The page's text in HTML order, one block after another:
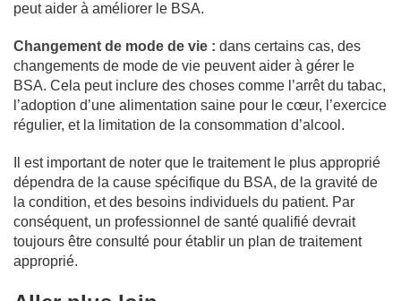
peut aider à améliorer le BSA.
Changement de mode de vie : dans certains cas, des
changements de mode de vie peuvent aider à gérer le
BSA. Cela peut inclure des choses comme l’arrêt du tabac,
l’adoption d’une alimentation saine pour le cœur, l’exercice
régulier, et la limitation de la consommation d’alcool.
Il est important de noter que le traitement le plus approprié
dépendra de la cause spécifique du BSA, de la gravité de
la condition, et des besoins individuels du patient. Par
conséquent, un professionnel de santé qualifié devrait
toujours être consulté pour établir un plan de traitement
approprié.